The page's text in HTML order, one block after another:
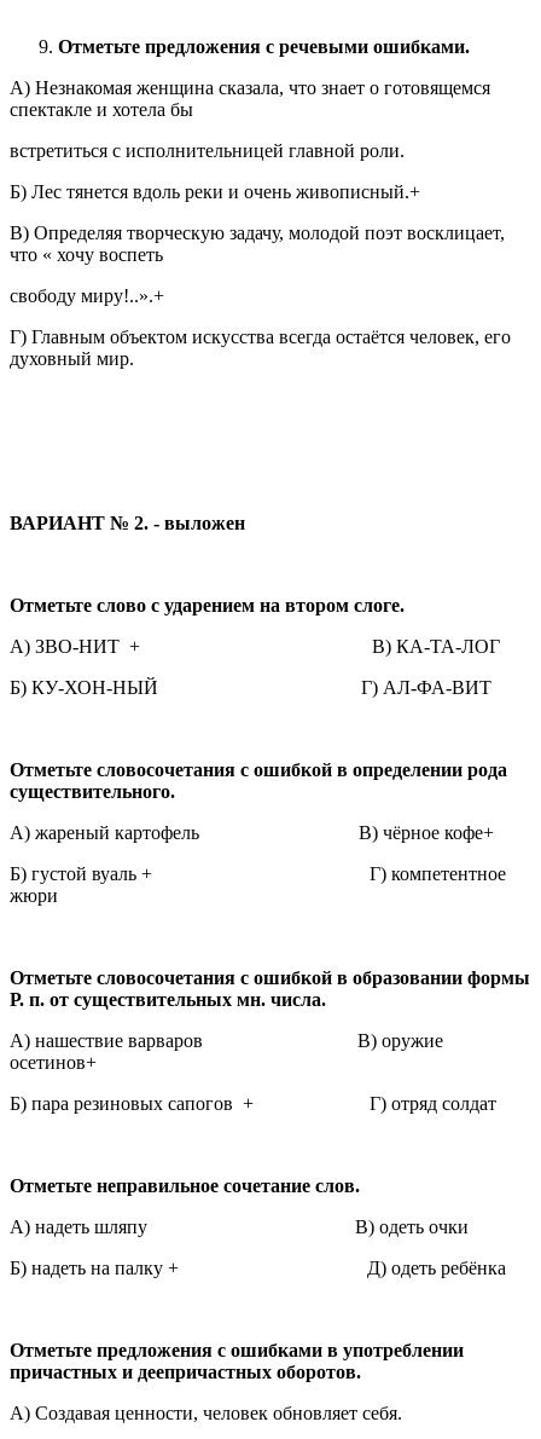
Отметьте предложения с речевыми ошибками.
А) Незнакомая женщина сказала, что знает о готовящемся
спектакле и хотела бы
встретиться с исполнительницей главной роли.
Б) Лес тянется вдоль реки и очень живописный.+
В) Определяя творческую задачу, молодой поэт восклицает,
что « хочу воспеть
свободу миру!..».+
Г) Главным объектом искусства всегда остаётся человек, его
духовный мир.
ВАРИАНТ № 2. - выложен
Отметьте слово с ударением на втором слоге.
А) ЗВО-НИТ + В) КА-ТА-ЛОГ
Б) КУ-ХОН-НЫЙ Г) АЛ-ФА-ВИТ
Отметьте словосочетания с ошибкой в определении рода
существительного.
А) жареный картофель В) чёрное кофе+
Б) густой вуаль + Г) компетентное
жюри
Отметьте словосочетания с ошибкой в образовании формы
Р. п. от существительных мн. числа.
А) нашествие варваров В) оружие
осетинов+
Б) пара резиновых сапогов + Г) отряд солдат
Отметьте неправильное сочетание слов.
А) надеть шляпу В) одеть очки
Б) надеть на палку + Д) одеть ребёнка
Отметьте предложения с ошибками в употреблении
причастных и деепричастных оборотов.
А) Создавая ценности, человек обновляет себя.